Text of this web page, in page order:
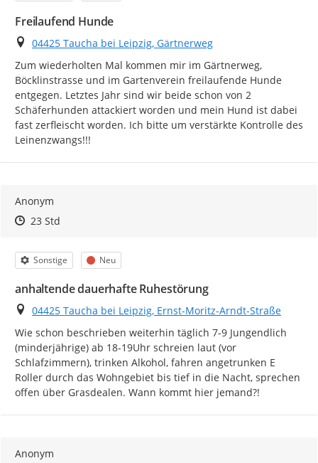
Freilaufend Hunde
Ort
04425 Taucha bei Leipzig, Gärtnerweg
Zum wiederholten Mal kommen mir im Gärtnerweg,
Böcklinstrasse und im Gartenverein freilaufende Hunde
entgegen. Letztes Jahr sind wir beide schon von 2
Schäferhunden attackiert worden und mein Hund ist dabei
fast zerfleischt worden. Ich bitte um verstärkte Kontrolle des
Leinenzwangs!!!
Anonym
Zeitpunkt des Erstellens
Zeitpunkt des Erstellens
23 StdZur Äußerung
Kategorie
Sonstige Status
Neu
anhaltende dauerhafte Ruhestörung
Ort
04425 Taucha bei Leipzig, Ernst-Moritz-Arndt-Straße
Wie schon beschrieben weiterhin täglich 7-9 Jungendlich
(minderjährige) ab 18-19Uhr schreien laut (vor
Schlafzimmern), trinken Alkohol, fahren angetrunken E
Roller durch das Wohngebiet bis tief in die Nacht, sprechen
offen über Grasdealen. Wann kommt hier jemand?!
Anonym